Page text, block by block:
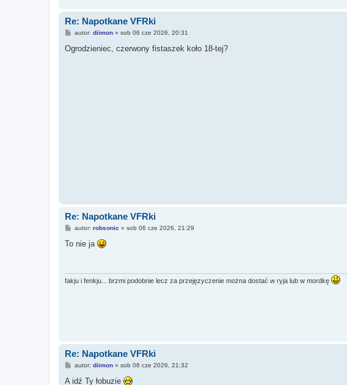
Re: Napotkane VFRki
P
s
t
autor: diimon» sob 06 cze 2026, 20:31
Ogrodzieniec, czerwony fistaszek koło 18-tej?
Re: Napotkane VFRki
P
s
autor: robsonic » sob 06 cze 2026, 21:29
To nie ja
fakju i fenkju... brzmi podobnie lecz za przejęzyczenie można dostać w ryja lub w mordkę
Re: Napotkane VFRki
P
s
autor: diimon» sob 06 cze 2026, 21:32
A idź Ty łobuzie